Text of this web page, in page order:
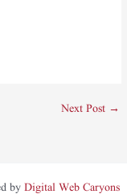
Next Post →
by Digital Web Caryons